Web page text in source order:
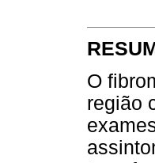
O
região